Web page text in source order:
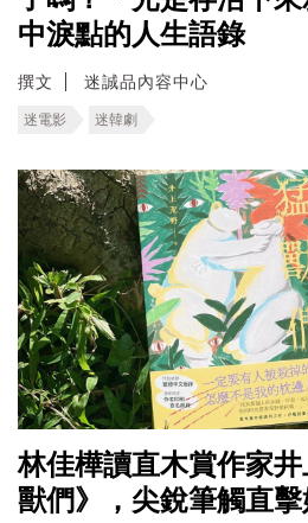
中淚點的人生語錄
撰文 迷誠品內容中心
迷電影 迷韓劇
林佳樺讀直木賞作家
獸們》，尖銳筆觸直擊